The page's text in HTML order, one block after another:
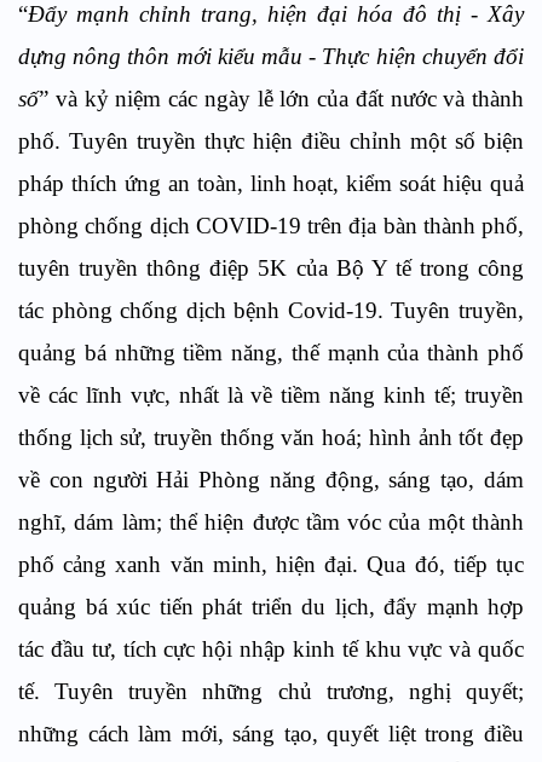
“Đẩy mạnh chỉnh trang, hiện đại hóa đô thị - Xây
dựng nông thôn mới kiểu mẫu - Thực hiện chuyển đổi
số” và kỷ niệm các ngày lễ lớn của đất nước và thành
phố. Tuyên truyền thực hiện điều chỉnh một số biện
pháp thích ứng an toàn, linh hoạt, kiểm soát hiệu quả
phòng chống dịch COVID-19 trên địa bàn thành phố,
tuyên truyền thông điệp 5K của Bộ Y tế trong công
tác phòng chống dịch bệnh Covid-19. Tuyên truyền,
quảng bá những tiềm năng, thế mạnh của thành phố
về các lĩnh vực, nhất là về tiềm năng kinh tế; truyền
thống lịch sử, truyền thống văn hoá; hình ảnh tốt đẹp
về con người Hải Phòng năng động, sáng tạo, dám
nghĩ, dám làm; thể hiện được tầm vóc của một thành
phố cảng xanh văn minh, hiện đại. Qua đó, tiếp tục
quảng bá xúc tiến phát triển du lịch, đẩy mạnh hợp
tác đầu tư, tích cực hội nhập kinh tế khu vực và quốc
tế. Tuyên truyền những chủ trương, nghị quyết;
những cách làm mới, sáng tạo, quyết liệt trong điều